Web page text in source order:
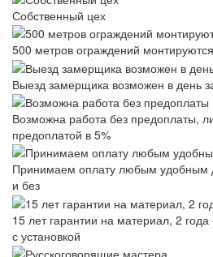
Собственный цех
500 метров ограждений
Выезд замерщика возможен в день
Возможна работа без предоплаты,
предоплатой в 5%
Принимаем оплату любым удобным
и без
15 лет гарантии на материал, 2
с установкой